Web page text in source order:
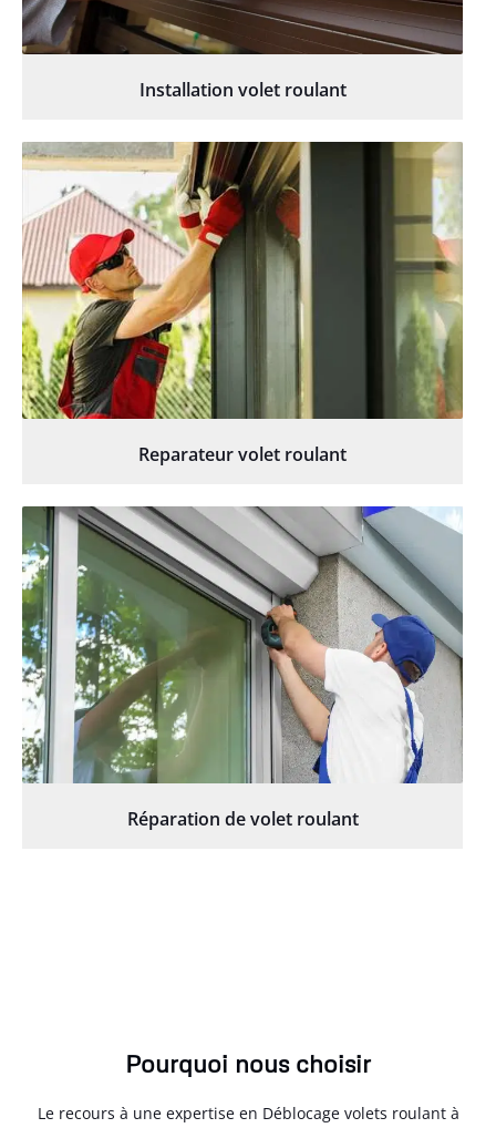
Installation volet roulant
Reparateur volet roulant
Réparation de volet roulant
Pourquoi nous choisir
Le recours à une expertise en Déblocage volets roulant à